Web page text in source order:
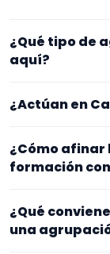
¿Qué tipo de
aquí?
restaurantes.
¿Actúan en
trabajan en
exacto,
¿Cómo afinar
formación
Empieza por
formato que te
agrupación
¿Qué
una